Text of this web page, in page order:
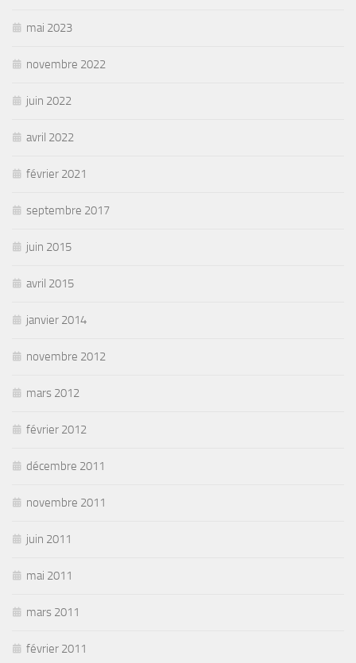
mai 2023
novembre 2022
juin 2022
avril 2022
février 2021
septembre 2017
juin 2015
avril 2015
janvier 2014
novembre 2012
mars 2012
février 2012
décembre 2011
novembre 2011
juin 2011
mai 2011
mars 2011
février 2011